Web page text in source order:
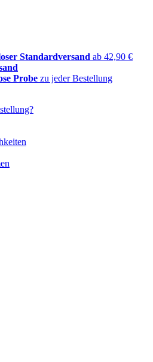
Standardversand ab 42,90 €
Probe zu jeder Bestellung